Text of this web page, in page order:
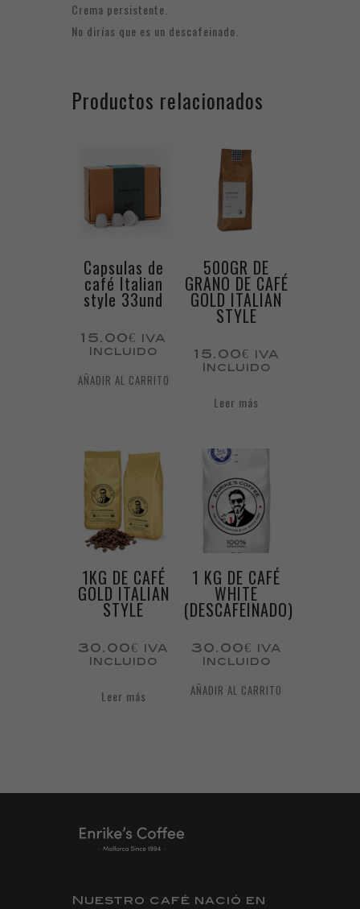
Crema persistente.
No dirías que es un descafeinado.
Productos relacionados
Capsulas de
café Italian
style 33und
15.00€ IVA
Incluido
AÑADIR AL CARRITO
500GR DE
GRANO DE CAFÉ
GOLD ITALIAN
STYLE
15.00€ IVA
Incluido
Leer más
1KG DE CAFÉ
GOLD ITALIAN
STYLE
30.00€ IVA
Incluido
Leer más
1 KG DE CAFÉ
WHITE
(DESCAFEINADO)
30.00€ IVA
Incluido
AÑADIR AL CARRITO
Nuestro café nació en